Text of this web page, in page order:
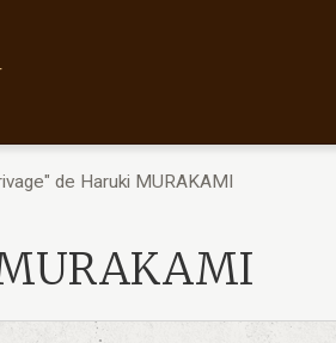
de Haruki MURAKAMI